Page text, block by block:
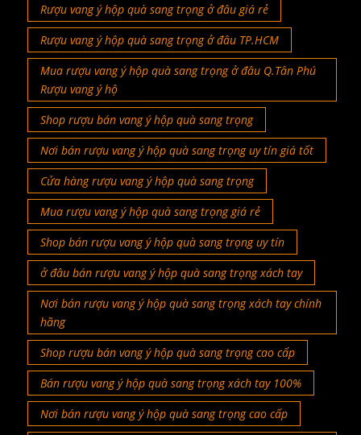
Rượu vang ý hộp quà sang trọng ở đâu giá rẻ
Rượu vang ý hộp quà sang trọng ở đâu TP.HCM
Mua rượu vang ý hộp quà sang trọng ở đâu Q.Tân Phú
Rượu vang ý hộ
Shop rượu bán vang ý hộp quà sang trọng
Nơi bán rượu vang ý hộp quà sang trọng uy tín giá tốt
Cửa hàng rượu vang ý hộp quà sang trọng
Mua rượu vang ý hộp quà sang trọng giá rẻ
Shop bán rượu vang ý hộp quà sang trọng uy tín
ở đâu bán rượu vang ý hộp quà sang trọng xách tay
Nơi bán rượu vang ý hộp quà sang trọng xách tay chính
hãng
Shop rượu bán vang ý hộp quà sang trọng cao cấp
Bán rượu vang ý hộp quà sang trọng xách tay 100%
Nơi bán rượu vang ý hộp quà sang trọng cao cấp